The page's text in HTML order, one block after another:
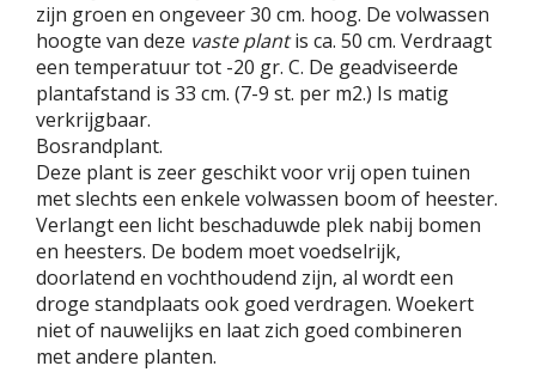
zijn groen en ongeveer 30 cm. hoog. De volwassen
hoogte van deze vaste plantis ca. 50 cm. Verdraagt
een temperatuur tot -20 gr. C. De geadviseerde
plantafstand is 33 cm. (7-9 st. per m2.) Is matig
verkrijgbaar.
Bosrandplant.
Deze plant is zeer geschikt voor vrij open tuinen
met slechts een enkele volwassen boom of heester.
Verlangt een licht beschaduwde plek nabij bomen
en heesters. De bodem moet voedselrijk,
doorlatend en vochthoudend zijn, al wordt een
droge standplaats ook goed verdragen. Woekert
niet of nauwelijks en laat zich goed combineren
met andere planten.